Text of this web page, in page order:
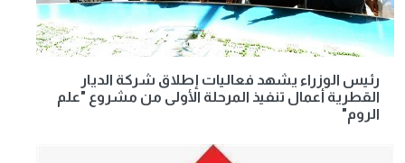
رئيس الوزراء يشهد فعاليات إطلاق شركة الديار
القطرية أعمال تنفيذ المرحلة الأولى من مشروع "علم
الروم"